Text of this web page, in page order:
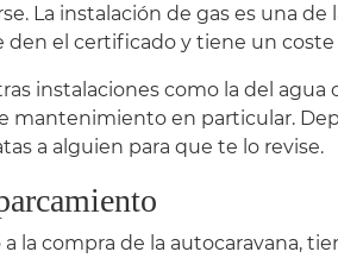
La instalación de gas es una
den el certificado y tiene un
instalaciones como la del agua
mantenimiento en particular.
a alguien para que te lo revise.
a la compra de la autocaravana,